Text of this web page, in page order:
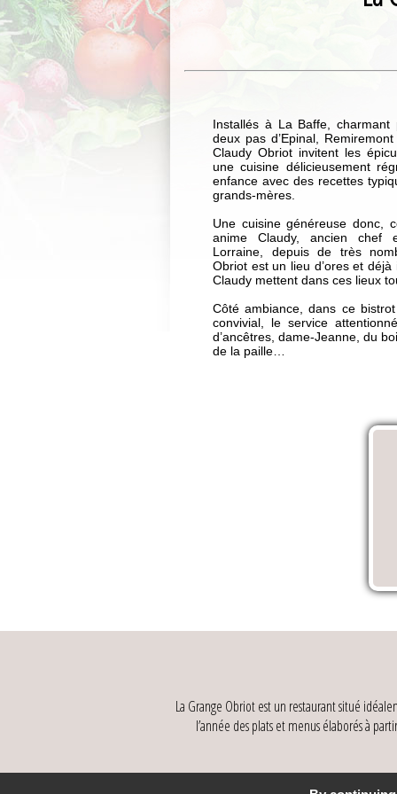
Installés à La Baffe,
deux pas d’Epinal,
Claudy Obriot invitent les
une cuisine délicieusement
enfance avec des recettes
grands-mères.
Une cuisine généreuse donc,
anime Claudy, ancien chef
Lorraine, depuis de très
Obriot est un lieu d’ores et
Claudy mettent dans ces lieux
Côté ambiance, dans ce
convivial, le service
d’ancêtres, dame-Jeanne, du
de la paille…
La Grange Obriot est un restaurant situé
l’année des plats et menus élaborés à